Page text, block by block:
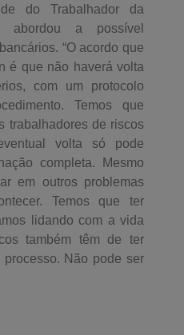
do Trabalhador da
abordou a possível
“O acordo que
é que não haverá volta
com um protocolo
Temos que
trabalhadores de riscos
volta só pode
completa. Mesmo
em outros problemas
Temos que ter
lidando com a vida
também têm de ter
Não pode ser